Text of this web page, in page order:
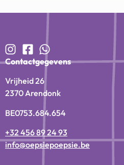
Contactgegevens
Vrijheid 26
2370 Arendonk
BE0753.684.654
+32 456 89 24 93
info@oepsiepoepsie.be